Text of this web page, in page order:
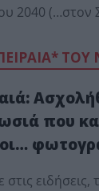
2040 (…στον
ΤΟΥ
που
ειδήσεις,